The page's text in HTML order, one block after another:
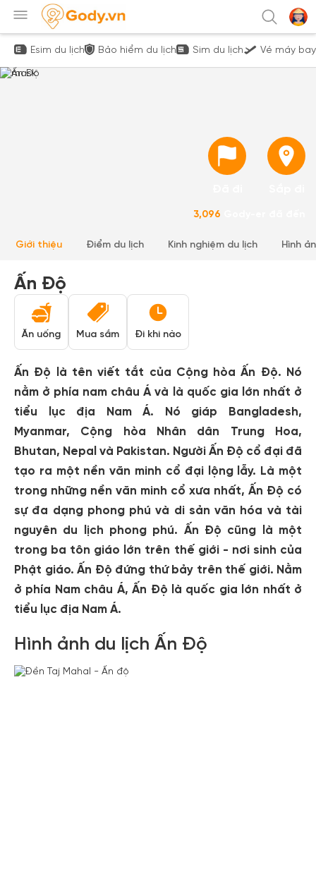
Esim du lịch Bảo hiểm du lịch Sim du lịch Vé máy bay
3,096
Giới thiệu Điểm du lịch Kinh nghiệm du lịch Hình
Ấn Độ
Ăn uống Mua sắm Đi khi nào
Ấn Độ là tên viết tắt của Cộng hòa Ấn Độ. Nó
nằm ở phía nam châu Á và là quốc gia lớn nhất ở
tiểu lục địa Nam Á. Nó giáp Bangladesh,
Myanmar, Cộng hòa Nhân dân Trung Hoa,
Bhutan, Nepal và Pakistan. Người Ấn Độ cổ đại đã
tạo ra một nền văn minh cổ đại lộng lẫy. Là một
trong những nền văn minh cổ xưa nhất, Ấn Độ có
sự đa dạng phong phú và di sản văn hóa và tài
nguyên du lịch phong phú. Ấn Độ cũng là một
trong ba tôn giáo lớn trên thế giới - nơi sinh của
Phật giáo. Ấn Độ đứng thứ bảy trên thế giới. Nằm
ở phía Nam châu Á, Ấn Độ là quốc gia lớn nhất ở
tiểu lục địa Nam Á.
Hình ảnh du lịch Ấn Độ